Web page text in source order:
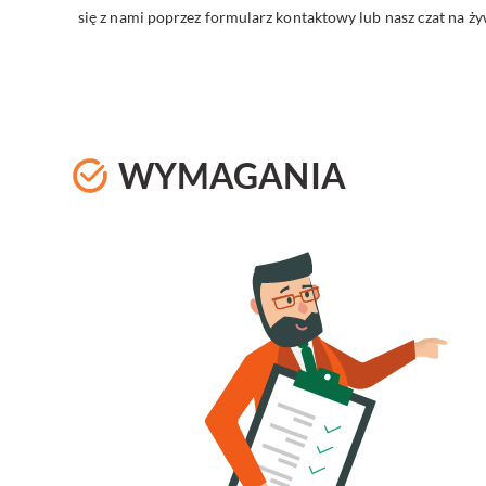
się z nami poprzez formularz kontaktowy lub nasz czat na
WYMAGANIA